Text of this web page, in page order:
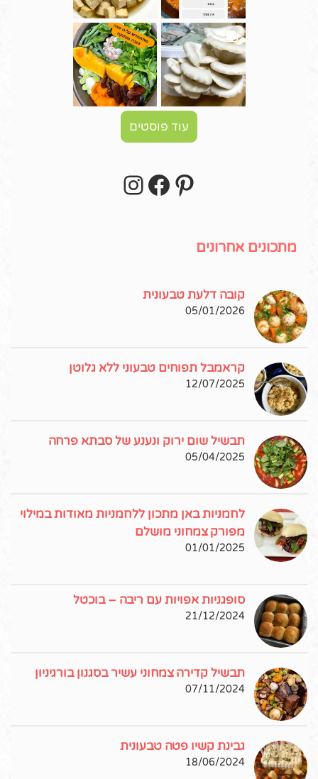
עוד פוסטים
Pinterest
Facebook
מתכונים אחרונים
קובה דלעת טבעונית
05/01/2026
קראמבל תפוחים טבעוני ללא גלוטן
12/07/2025
תבשיל שום ירוק ונענע של סבתא פרחה
05/04/2025
לחמניות באן מתכון ללחמניות מאודות במילוי
מפורק צמחוני מושלם
01/01/2025
סופגניות אפויות עם ריבה – בוכטל
21/12/2024
תבשיל קדירה צמחוני עשיר בסגנון בורגיניון
07/11/2024
גבינת קשיו פטה טבעונית
18/06/2024